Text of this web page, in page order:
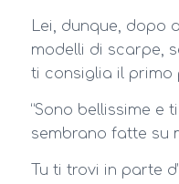
Lei, dunque, dopo
modelli di scarpe,
ti consiglia il primo
“Sono bellissime e
sembrano fatte su
Tu ti trovi in parte